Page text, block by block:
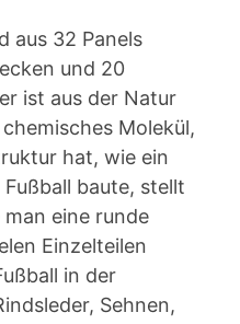
aus 32 Panels
und 20
ist aus der Natur
Molekül,
hat, wie ein
baute, stellt
eine runde
Einzelteilen
in der
Sehnen,